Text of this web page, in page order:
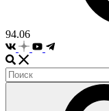
94.06